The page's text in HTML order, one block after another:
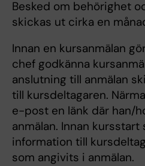
Besked om behörighet
skickas ut cirka en
Innan en kursanmälan
chef godkänna
anslutning till anmälan
till kursdeltagaren.
e-post en länk där han/
anmälan. Innan
information till
som angivits i anmälan.